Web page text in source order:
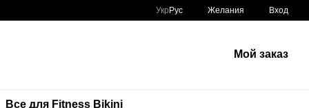
Укр Рус Желания Вход
Мой заказ
Все для Fitness Bikini